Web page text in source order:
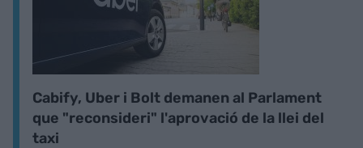
Cabify, Uber i Bolt demanen al Parlament
que "reconsideri" l'aprovació de la llei del
taxi